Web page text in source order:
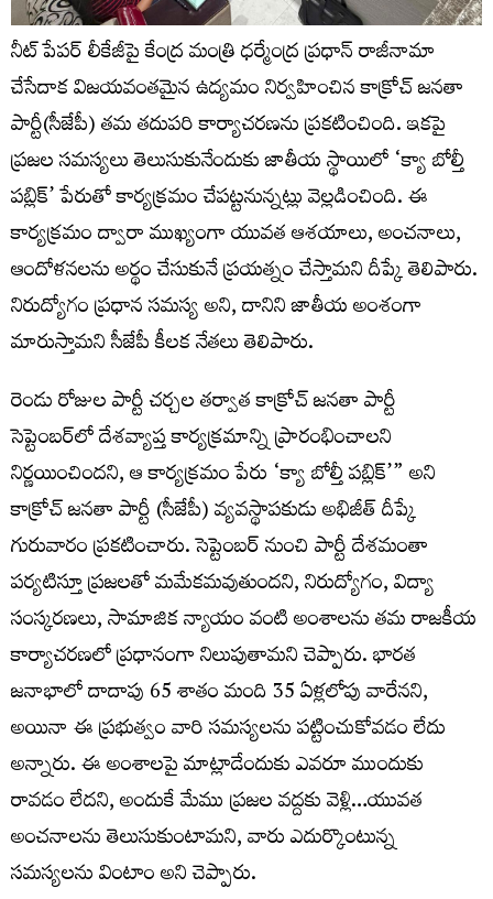
నీట్ పేపర్ లీకేజీపై కేంద్ర మంత్రి ధర్మేంద్ర ప్రధాన్ రాజీనామా
చేసేదాక విజయవంతమైన ఉద్యమం నిర్వహించిన కాక్రోచ్‌ జనతా
పార్టీ(సీజేపీ) తమ తదుపరి కార్యాచరణను ప్రకటించింది. ఇకపై
ప్రజల సమస్యలు తెలుసుకునేందుకు జాతీయ స్థాయిలో ‘క్యా బోల్తీ
పబ్లిక్‌’ పేరుతో కార్యక్రమం చేపట్టనున్నట్లు వెల్లడించింది. ఈ
కార్యక్రమం ద్వారా ముఖ్యంగా యువత ఆశయాలు, అంచనాలు,
ఆందోళనలను అర్థం చేసుకునే ప్రయత్నం చేస్తామని దీప్కే తెలిపారు.
నిరుద్యోగం ప్రధాన సమస్య అని, దానిని జాతీయ అంశంగా
మారుస్తామని సీజేపీ కీలక నేతలు తెలిపారు.
రెండు రోజుల పార్టీ చర్చల తర్వాత కాక్రోచ్ జనతా పార్టీ
సెప్టెంబర్‌లో దేశవ్యాప్త కార్యక్రమాన్ని ప్రారంభించాలని
నిర్ణయించిందని, ఆ కార్యక్రమం పేరు ‘క్యా బోల్తీ పబ్లిక్’” అని
కాక్రోచ్ జనతా పార్టీ (సీజేపీ) వ్యవస్థాపకుడు అభిజీత్ దీప్కే
గురువారం ప్రకటించారు. సెప్టెంబర్ నుంచి పార్టీ దేశమంతా
పర్యటిస్తూ ప్రజలతో మమేకమవుతుందని, నిరుద్యోగం, విద్యా
సంస్కరణలు, సామాజిక న్యాయం వంటి అంశాలను తమ రాజకీయ
కార్యాచరణలో ప్రధానంగా నిలుపుతామని చెప్పారు. భారత
జనాభాలో దాదాపు 65 శాతం మంది 35 ఏళ్లలోపు వారేనని,
అయినా ఈ ప్రభుత్వం వారి సమస్యలను పట్టించుకోవడం లేదు
అన్నారు. ఈ అంశాలపై మాట్లాడేందుకు ఎవరూ ముందుకు
రావడం లేదని, అందుకే మేము ప్రజల వద్దకు వెళ్లి…యువత
అంచనాలను తెలుసుకుంటామని, వారు ఎదుర్కొంటున్న
సమస్యలను వింటాం అని చెప్పారు.